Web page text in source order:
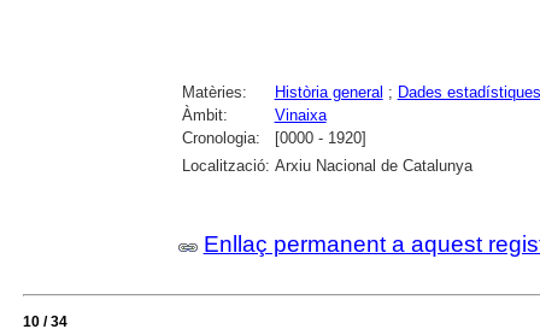
Matèries: Història general ; Dades estadístiques
Àmbit:
Vinaixa
Cronologia:
[0000 - 1920]
Localització: Arxiu Nacional de Catalunya
Enllaç permanent a aquest
10 / 34